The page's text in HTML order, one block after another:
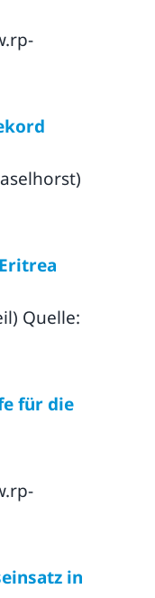
Quelle:
für die
in